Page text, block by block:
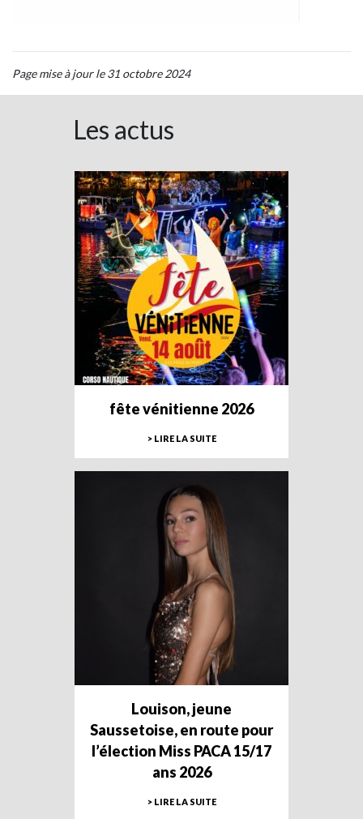
Page mise à jour le 31 octobre 2024
Les actus
fête vénitienne 2026
> LIRE LA SUITE
Louison, jeune
Saussetoise, en route pour
l’élection Miss PACA 15/17
ans 2026
> LIRE LA SUITE